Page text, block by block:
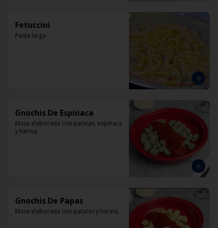
Fetuccini
Pasta larga
Gnochis De Espinaca
Masa elaborada con patatas, espinaca
y harina.
Gnochis De Papas
Masa elaborada con patatas y harina.